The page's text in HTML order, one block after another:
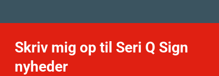
Skriv mig op til Seri Q Sign
nyheder